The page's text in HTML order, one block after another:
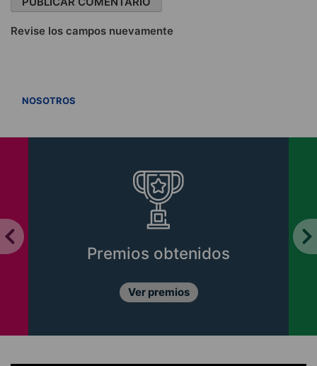
Revise los campos nuevamente
NOSOTROS
Premios obtenidos
Ver premios